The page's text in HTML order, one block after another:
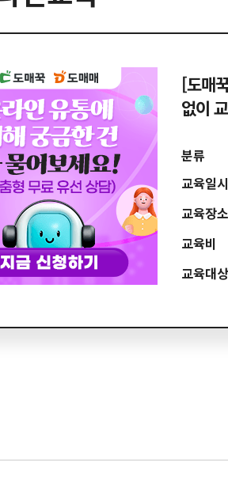
[도매
없이
분류
교육일시
교육장소
교육비
교육대상